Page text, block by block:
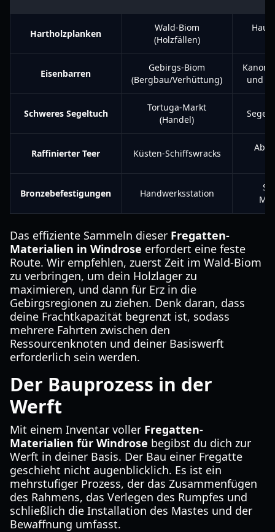
Hartholzplanken
Wald-Biom
(Holzfällen)
Eisenbarren
Gebirgs-Biom
(Bergbau/Verhüttung)
und
Schweres Segeltuch
Tortuga-Markt
(Handel)
Segel
Raffinierter Teer Küsten-Schiffswracks
Bronzebefestigungen Handwerksstation
Das effiziente Sammeln dieser Fregatten-
Materialien in Windrose erfordert eine feste
Route. Wir empfehlen, zuerst Zeit im Wald-Biom
zu verbringen, um dein Holzlager zu
maximieren, und dann für Erz in die
Gebirgsregionen zu ziehen. Denk daran, dass
deine Frachtkapazität begrenzt ist, sodass
mehrere Fahrten zwischen den
Ressourcenknoten und deiner Basiswerft
erforderlich sein werden.
Der Bauprozess in der
Werft
Mit einem Inventar voller Fregatten-
Materialien für Windrose begibst du dich zur
Werft in deiner Basis. Der Bau einer Fregatte
geschieht nicht augenblicklich. Es ist ein
mehrstufiger Prozess, der das Zusammenfügen
des Rahmens, das Verlegen des Rumpfes und
schließlich die Installation des Mastes und der
Bewaffnung umfasst.